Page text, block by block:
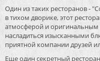
Один из таких ресторанов -
в тихом дворике, этот
атмосферой и
насладиться изысканными
приятной компании друзей
Еще один секретный